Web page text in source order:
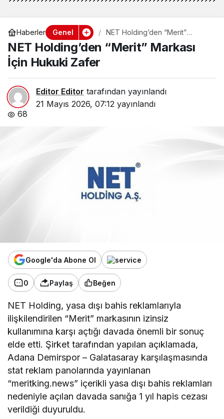
Haberler Genel
NET Holding’den “Merit”
Markası İçin Hukuki Zafer
NET Holding’den “Merit” Markası
İçin Hukuki Zafer
Editor Editor tarafından yayınlandı
21 Mayıs 2026, 07:12 yayınlandı
68
Google'da Abone Ol
0 Paylaş Beğen
NET Holding, yasa dışı bahis reklamlarıyla
ilişkilendirilen “Merit” markasının izinsiz
kullanımına karşı açtığı davada önemli bir sonuç
elde etti. Şirket tarafından yapılan açıklamada,
Adana Demirspor – Galatasaray karşılaşmasında
stat reklam panolarında yayınlanan
“meritking.news” içerikli yasa dışı bahis reklamları
nedeniyle açılan davada sanığa 1 yıl hapis cezası
verildiği duyuruldu.